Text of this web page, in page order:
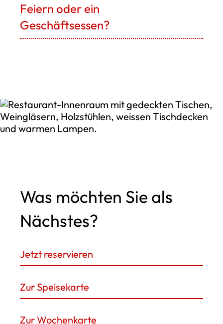
Feiern oder ein
Geschäftsessen?
Was möchten Sie als
Nächstes?
Jetzt reservieren
Zur Speisekarte
Zur Wochenkarte